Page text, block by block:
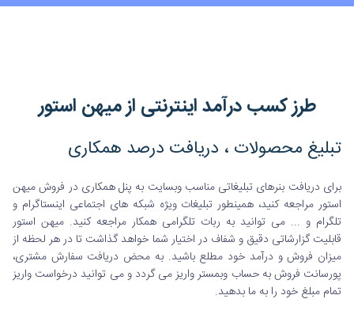
طرز کسب درآمد اینترنتی از میهن استور
تبلیغ محصولات ، دریافت درصد همکاری
برای دریافت بنرهای تبلیغاتی مناسب وبسایت به پنل همکاری در فروش میهن
استور مراجعه کنید، همینطور تبلیغات ویژه شبکه های اجتماعی اینستاگرام و
تلگرام و ... می توانید به ربات تلگرامی همکار مراجعه کنید. میهن استور
قابلیت گزارشاتی دقیق و شفاف در اختیار شما خواهد گذاشت تا در هر لحظه از
میزان فروش و درآمد خود مطلع باشید. به محض دریافت سفارش مشتری،
پورسانت فروش به حساب وبمستر واریز می گردد و می توانید درخواست واریز
تمام مبلغ خود را به ما بدهید.